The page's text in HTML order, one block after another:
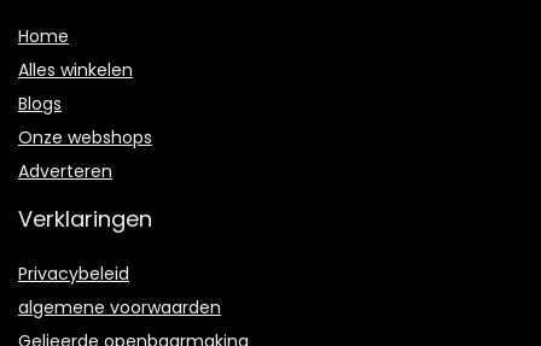
Home
Alles winkelen
Blogs
Onze webshops
Adverteren
Verklaringen
Privacybeleid
algemene voorwaarden